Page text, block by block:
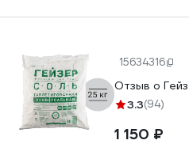
15634316
Отзыв о
3.3(94)
1 150 ₽